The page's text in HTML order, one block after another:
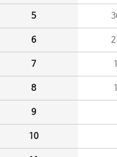
5
6
7
8
9
10